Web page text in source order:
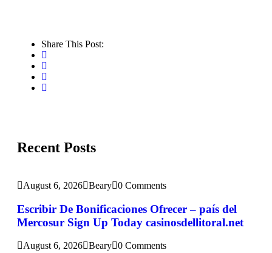
Share This Post:
Recent Posts
August 6, 2026 Beary 0 Comments
Escribir De Bonificaciones Ofrecer – país del
Mercosur Sign Up Today casinosdellitoral.net
August 6, 2026 Beary 0 Comments